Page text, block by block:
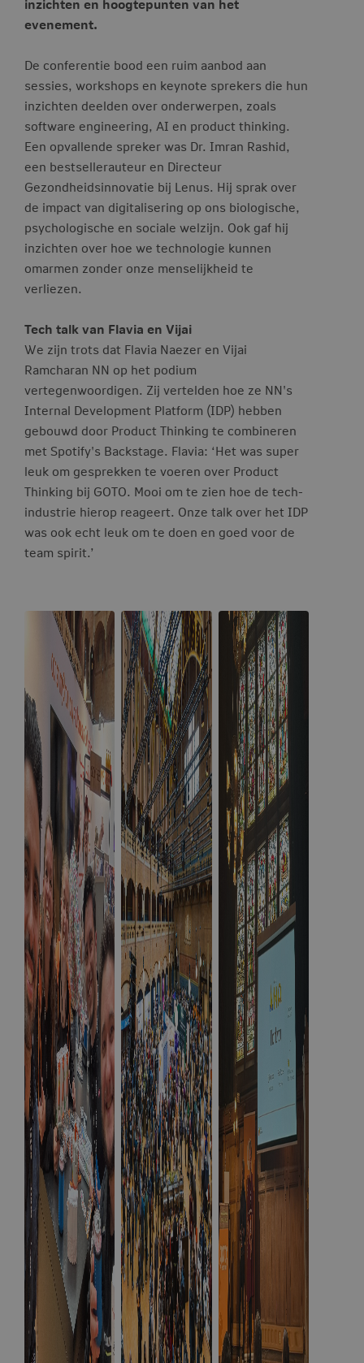
evenement.
De conferentie bood een ruim aanbod aan
sessies, workshops en keynote sprekers die hun
inzichten deelden over onderwerpen, zoals
software engineering, AI en product thinking.
Een opvallende spreker was Dr. Imran Rashid,
een bestsellerauteur en Directeur
Gezondheidsinnovatie bij Lenus. Hij sprak over
de impact van digitalisering op ons biologische,
psychologische en sociale welzijn. Ook gaf hij
inzichten over hoe we technologie kunnen
omarmen zonder onze menselijkheid te
verliezen.
Tech talk van Flavia en Vijai
We zijn trots dat Flavia Naezer en Vijai
Ramcharan NN op het podium
vertegenwoordigen. Zij vertelden hoe ze NN's
Internal Development Platform (IDP) hebben
gebouwd door Product Thinking te combineren
met Spotify's Backstage. Flavia: ‘Het was super
leuk om gesprekken te voeren over Product
Thinking bij GOTO. Mooi om te zien hoe de tech-
industrie hierop reageert. Onze talk over het IDP
was ook echt leuk om te doen en goed voor de
team spirit.’